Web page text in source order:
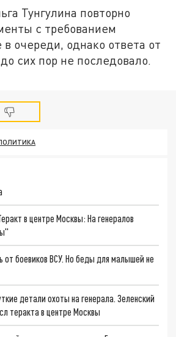
Тунгулина повторно
с требованием
в очереди, однако ответа от
сих пор не последовало.
в центре Москвы: На генералов
от боевиков ВСУ. Но беды для малышей не
детали охоты на генерала. Зеленский
теракта в центре Москвы